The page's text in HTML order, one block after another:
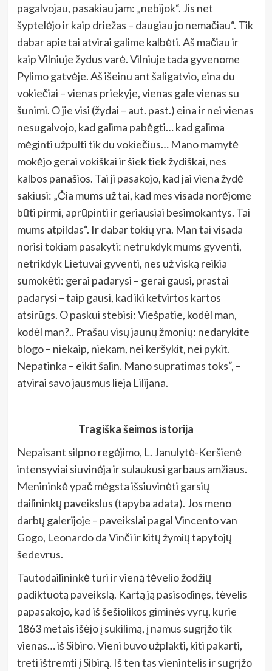
pagalvojau, pasakiau jam: „nebijok“. Jis net
šyptelėjo ir kaip driežas – daugiau jo nemačiau“. Tik
dabar apie tai atvirai galime kalbėti. Aš mačiau ir
kaip Vilniuje žydus varė. Vilniuje tada gyvenome
Pylimo gatvėje. Aš išeinu ant šaligatvio, eina du
vokiečiai – vienas priekyje, vienas gale vienas su
šunimi. O jie visi (žydai – aut. past.) eina ir nei vienas
nesugalvojo, kad galima pabėgti… kad galima
mėginti užpulti tik du vokiečius… Mano mamytė
mokėjo gerai vokiškai ir šiek tiek žydiškai, nes
kalbos panašios. Tai ji pasakojo, kad jai viena žydė
sakiusi: „Čia mums už tai, kad mes visada norėjome
būti pirmi, aprūpinti ir geriausiai besimokantys. Tai
mums atpildas“. Ir dabar tokių yra. Man tai visada
norisi tokiam pasakyti: netrukdyk mums gyventi,
netrikdyk Lietuvai gyventi, nes už viską reikia
sumokėti: gerai padarysi – gerai gausi, prastai
padarysi – taip gausi, kad iki ketvirtos kartos
atsirūgs. O paskui stebisi: Viešpatie, kodėl man,
kodėl man?.. Prašau visų jaunų žmonių: nedarykite
blogo – niekaip, niekam, nei keršykit, nei pykit.
Nepatinka – eikit šalin. Mano supratimas toks“, –
atvirai savo jausmus lieja Lilijana.
Tragiška šeimos istorija
Nepaisant silpno regėjimo, L. Janulytė-Keršienė
intensyviai siuvinėja ir sulaukusi garbaus amžiaus.
Menininkė ypač mėgsta išsiuvinėti garsių
dailininkų paveikslus (tapyba adata). Jos meno
darbų galerijoje – paveikslai pagal Vincento van
Gogo, Leonardo da Vinči ir kitų žymių tapytojų
šedevrus.
Tautodailininkė turi ir vieną tėvelio žodžių
padiktuotą paveikslą. Kartą ją pasisodinęs, tėvelis
papasakojo, kad iš šešiolikos giminės vyrų, kurie
1863 metais išėjo į sukilimą, į namus sugrįžo tik
vienas… iš Sibiro. Vieni buvo užplakti, kiti pakarti,
treti ištremti į Sibirą. Iš ten tas vienintelis ir sugrįžo